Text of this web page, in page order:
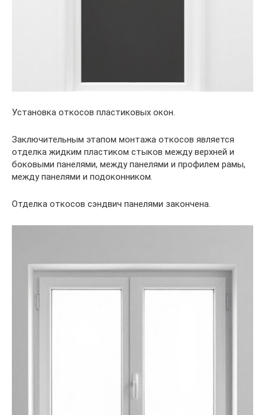
Установка откосов пластиковых окон.
Заключительным этапом монтажа откосов является
отделка жидким пластиком стыков между верхней и
боковыми панелями, между панелями и профилем рамы,
между панелями и подоконником.
Отделка откосов сэндвич панелями закончена.